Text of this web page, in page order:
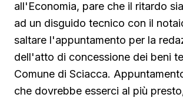
all'Economia, pare che il ritardo
ad un disguido tecnico con il
saltare l'appuntamento per la
dell'atto di concessione dei beni
Comune di Sciacca.
che dovrebbe esserci al più